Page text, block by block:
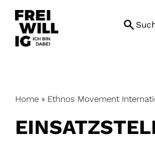
content
Home » Ethnos Movement